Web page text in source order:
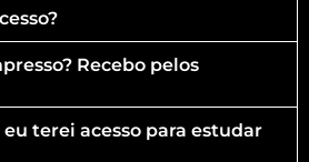
Recebo pelos
terei acesso para estudar